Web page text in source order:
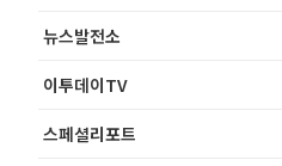
뉴스발전소
이투데이TV
스페셜리포트